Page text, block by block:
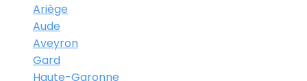
Ariège
Aude
Aveyron
Gard
Haute-Garonne